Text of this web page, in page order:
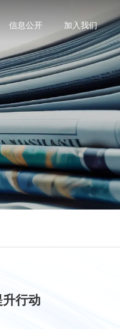
信息公开 加入我们
行动